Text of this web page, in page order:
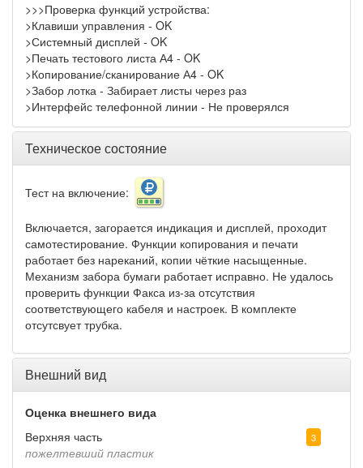
>>>Проверка функций устройства:
>Клавиши управления - OK
>Системный дисплей - OK
>Печать тестового листа А4 - OK
>Копирование/сканирование А4 - OK
>Забор лотка - Забирает листы через раз
>Интерфейс телефонной линии - Не проверялся
Техническое состояние
Тест на включение:
Включается, загорается индикация и дисплей, проходит
самотестирование. Функции копирования и печати
работает без нареканий, копии чёткие насыщенные.
Механизм забора бумаги работает исправно. Не удалось
проверить функции Факса из-за отсутствия
соответствующего кабеля и настроек. В комплекте
отсутсвует трубка.
Внешний вид
Оценка внешнего вида
Верхняя часть
3
пожелтевший пластик